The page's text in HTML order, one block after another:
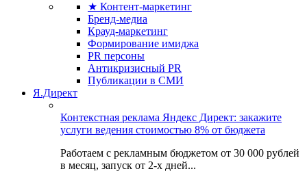
★ Контент-маркетинг
Бренд-медиа
Крауд-маркетинг
Формирование имиджа
PR персоны
Антикризисный PR
Публикации в СМИ
Я.Директ
Контекстная реклама Яндекс Директ: закажите
услуги ведения стоимостью 8% от бюджета
Работаем с рекламным бюджетом от 30 000 рублей
в месяц, запуск от 2-х дней...